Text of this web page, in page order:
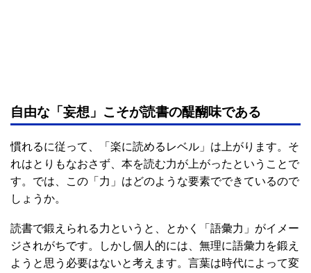
自由な「妄想」こそが読書の醍醐味である
慣れるに従って、「楽に読めるレベル」は上がります。そ
れはとりもなおさず、本を読む力が上がったということで
す。では、この「力」はどのような要素でできているので
しょうか。
読書で鍛えられる力というと、とかく「語彙力」がイメー
ジされがちです。しかし個人的には、無理に語彙力を鍛え
ようと思う必要はないと考えます。言葉は時代によって変